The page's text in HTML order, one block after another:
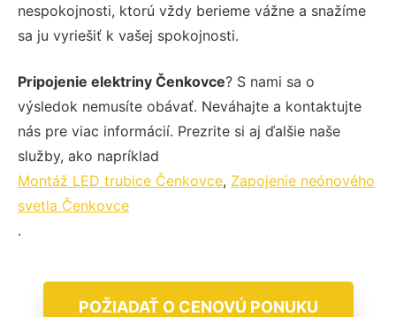
nespokojnosti, ktorú vždy berieme vážne a snažíme
sa ju vyriešiť k vašej spokojnosti.
Pripojenie elektriny Čenkovce? S nami sa o
výsledok nemusíte obávať. Neváhajte a kontaktujte
nás pre viac informácií. Prezrite si aj ďalšie naše
služby, ako napríklad
Montáž LED trubice Čenkovce, Zapojenie neónového
svetla Čenkovce
.
POŽIADAŤ O CENOVÚ PONUKU